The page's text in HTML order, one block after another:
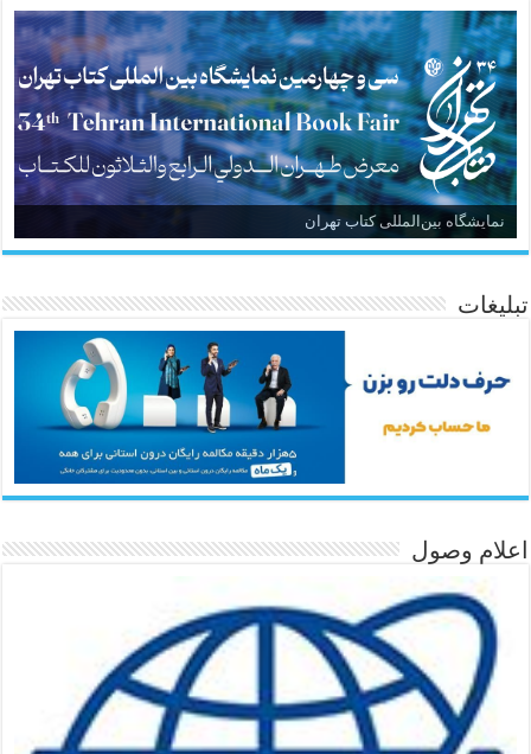
نمایشگاه بین‌المللی کتاب تهران
تبلیغات
اعلام وصول